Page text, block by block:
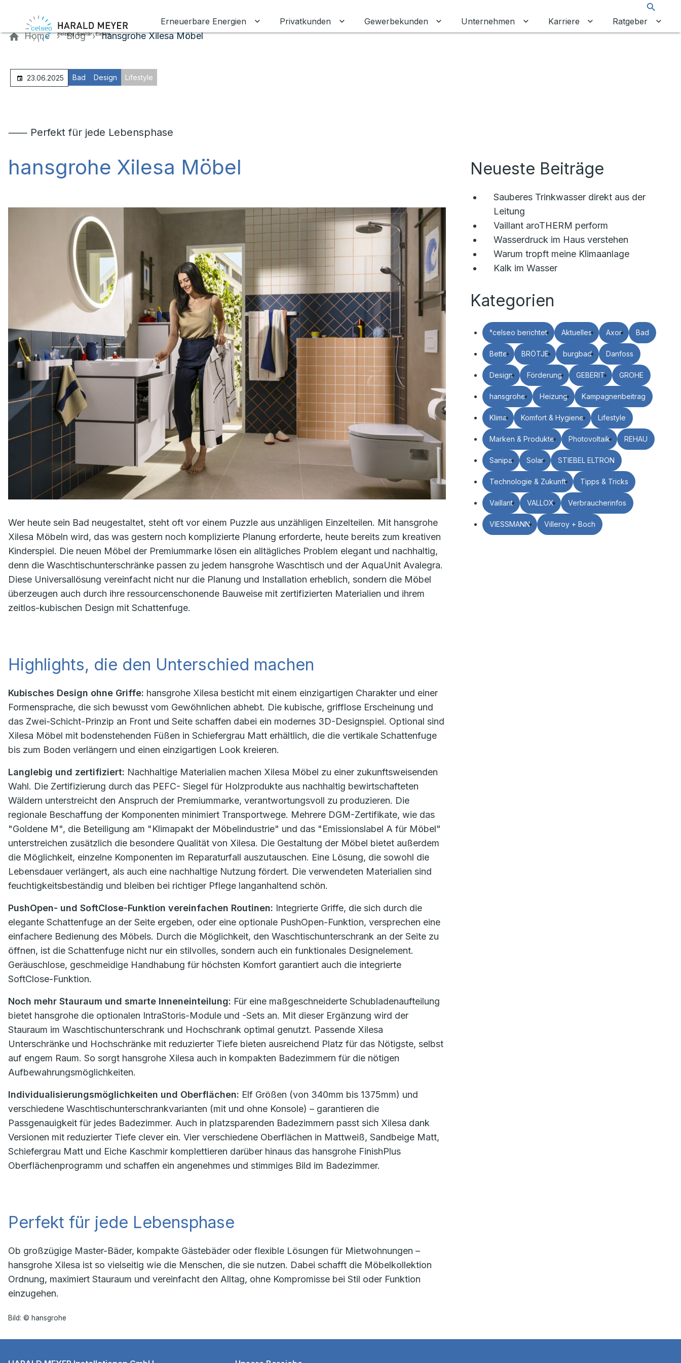
Erneuerbare Energien
Untermenü für Erneuerbare Energien umschalten
Privatkunden Untermenü für Privatkunden umschalten
Gewerbekunden Untermenü für Gewerbekunden umschalten
Unternehmen Untermenü für Unternehmen
Karriere Untermenü für
Ratgeber
Home Blog hansgrohe Xilesa Möbel
23.06.2025 Bad Design Lifestyle
⸺ Perfekt für jede Lebensphase
hansgrohe Xilesa Möbel
Wer heute sein Bad neugestaltet, steht oft vor einem Puzzle aus unzähligen Einzelteilen. Mit hansgrohe
Xilesa Möbeln wird, das was gestern noch komplizierte Planung erforderte, heute bereits zum kreativen
Kinderspiel. Die neuen Möbel der Premiummarke lösen ein alltägliches Problem elegant und nachhaltig,
denn die Waschtischunterschränke passen zu jedem hansgrohe Waschtisch und der AquaUnit Avalegra.
Diese Universallösung vereinfacht nicht nur die Planung und Installation erheblich, sondern die Möbel
überzeugen auch durch ihre ressourcenschonende Bauweise mit zertifizierten Materialien und ihrem
zeitlos-kubischen Design mit Schattenfuge.
Highlights, die den Unterschied machen
Kubisches Design ohne Griffe: hansgrohe Xilesa besticht mit einem einzigartigen Charakter und einer
Formensprache, die sich bewusst vom Gewöhnlichen abhebt. Die kubische, grifflose Erscheinung und
das Zwei-Schicht-Prinzip an Front und Seite schaffen dabei ein modernes 3D-Designspiel. Optional sind
Xilesa Möbel mit bodenstehenden Füßen in Schiefergrau Matt erhältlich, die die vertikale Schattenfuge
bis zum Boden verlängern und einen einzigartigen Look kreieren.
Langlebig und zertifiziert: Nachhaltige Materialien machen Xilesa Möbel zu einer zukunftsweisenden
Wahl. Die Zertifizierung durch das PEFC- Siegel für Holzprodukte aus nachhaltig bewirtschafteten
Wäldern unterstreicht den Anspruch der Premiummarke, verantwortungsvoll zu produzieren. Die
regionale Beschaffung der Komponenten minimiert Transportwege. Mehrere DGM-Zertifikate, wie das
"Goldene M", die Beteiligung am "Klimapakt der Möbelindustrie" und das "Emissionslabel A für Möbel"
unterstreichen zusätzlich die besondere Qualität von Xilesa. Die Gestaltung der Möbel bietet außerdem
die Möglichkeit, einzelne Komponenten im Reparaturfall auszutauschen. Eine Lösung, die sowohl die
Lebensdauer verlängert, als auch eine nachhaltige Nutzung fördert. Die verwendeten Materialien sind
feuchtigkeitsbeständig und bleiben bei richtiger Pflege langanhaltend schön.
PushOpen- und SoftClose-Funktion vereinfachen Routinen: Integrierte Griffe, die sich durch die
elegante Schattenfuge an der Seite ergeben, oder eine optionale PushOpen-Funktion, versprechen eine
einfachere Bedienung des Möbels. Durch die Möglichkeit, den Waschtischunterschrank an der Seite zu
öffnen, ist die Schattenfuge nicht nur ein stilvolles, sondern auch ein funktionales Designelement.
Geräuschlose, geschmeidige Handhabung für höchsten Komfort garantiert auch die integrierte
SoftClose-Funktion.
Noch mehr Stauraum und smarte Inneneinteilung: Für eine maßgeschneiderte Schubladenaufteilung
bietet hansgrohe die optionalen IntraStoris-Module und -Sets an. Mit dieser Ergänzung wird der
Stauraum im Waschtischunterschrank und Hochschrank optimal genutzt. Passende Xilesa
Unterschränke und Hochschränke mit reduzierter Tiefe bieten ausreichend Platz für das Nötigste, selbst
auf engem Raum. So sorgt hansgrohe Xilesa auch in kompakten Badezimmern für die nötigen
Aufbewahrungsmöglichkeiten.
Individualisierungsmöglichkeiten und Oberflächen: Elf Größen (von 340mm bis 1375mm) und
verschiedene Waschtischunterschrankvarianten (mit und ohne Konsole) – garantieren die
Passgenauigkeit für jedes Badezimmer. Auch in platzsparenden Badezimmern passt sich Xilesa dank
Versionen mit reduzierter Tiefe clever ein. Vier verschiedene Oberflächen in Mattweiß, Sandbeige Matt,
Schiefergrau Matt und Eiche Kaschmir komplettieren darüber hinaus das hansgrohe FinishPlus
Oberflächenprogramm und schaffen ein angenehmes und stimmiges Bild im Badezimmer.
Perfekt für jede Lebensphase
Ob großzügige Master-Bäder, kompakte Gästebäder oder flexible Lösungen für Mietwohnungen –
hansgrohe Xilesa ist so vielseitig wie die Menschen, die sie nutzen. Dabei schafft die Möbelkollektion
Ordnung, maximiert Stauraum und vereinfacht den Alltag, ohne Kompromisse bei Stil oder Funktion
einzugehen.
Bild: © hansgrohe
Neueste Beiträge
Sauberes Trinkwasser direkt aus der
Leitung
Vaillant aroTHERM perform
Wasserdruck im Haus verstehen
Warum tropft meine Klimaanlage
Kalk im Wasser
Kategorien
°celseo berichtet Aktuelles Axor Bad
Bette BRÖTJE burgbad Danfoss
Design Förderung GEBERIT GROHE
hansgrohe Heizung Kampagnenbeitrag
Klima Komfort & Hygiene Lifestyle
Marken & Produkte Photovoltaik REHAU
Sanipa Solar STIEBEL ELTRON
Technologie & Zukunft Tipps & Tricks
Vaillant VALLOX Verbraucherinfos
VIESSMANN Villeroy + Boch